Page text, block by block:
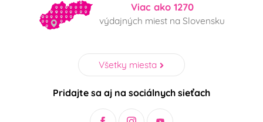
Viac ako 1270
výdajných miest na Slovensku
Všetky miesta
Pridajte sa aj na sociálnych sieťach